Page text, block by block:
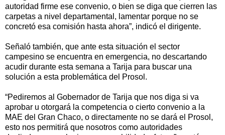
autoridad firme ese convenio, o bien se diga que cierren las
carpetas a nivel departamental, lamentar porque no se
concretó esa comisión hasta ahora”, indicó el dirigente.
Señaló también, que ante esta situación el sector
campesino se encuentra en emergencia, no descartando
acudir durante esta semana a Tarija para buscar una
solución a esta problemática del Prosol.
“Pediremos al Gobernador de Tarija que nos diga si va
aprobar u otorgará la competencia o cierto convenio a la
MAE del Gran Chaco, o directamente no se dará el Prosol,
esto nos permitirá que nosotros como autoridades